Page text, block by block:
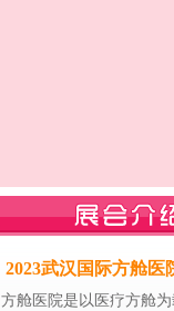
2023武汉国际方舱医
方舱医院是以医疗方舱